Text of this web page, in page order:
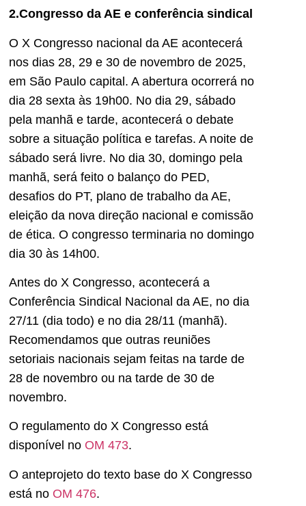
2.Congresso da AE e conferência sindical
O X Congresso nacional da AE acontecerá
nos dias 28, 29 e 30 de novembro de 2025,
em São Paulo capital. A abertura ocorrerá no
dia 28 sexta às 19h00. No dia 29, sábado
pela manhã e tarde, acontecerá o debate
sobre a situação política e tarefas. A noite de
sábado será livre. No dia 30, domingo pela
manhã, será feito o balanço do PED,
desafios do PT, plano de trabalho da AE,
eleição da nova direção nacional e comissão
de ética. O congresso terminaria no domingo
dia 30 às 14h00.
Antes do X Congresso, acontecerá a
Conferência Sindical Nacional da AE, no dia
27/11 (dia todo) e no dia 28/11 (manhã).
Recomendamos que outras reuniões
setoriais nacionais sejam feitas na tarde de
28 de novembro ou na tarde de 30 de
novembro.
O regulamento do X Congresso está
disponível no OM 473.
O anteprojeto do texto base do X Congresso
está no OM 476.